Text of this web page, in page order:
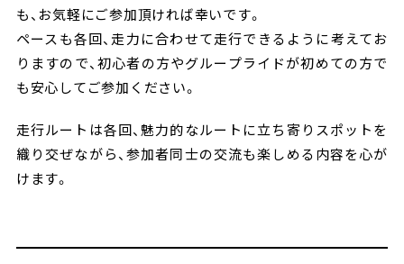
も、お気軽にご参加頂ければ幸いです。
ペースも各回、走力に合わせて走行できるように考えてお
りますので、初心者の方やグループライドが初めての方で
も安心してご参加ください。
走行ルートは各回、魅力的なルートに立ち寄りスポットを
織り交ぜながら、参加者同士の交流も楽しめる内容を心が
けます。